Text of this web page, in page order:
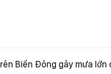
Biển Đông gây mưa lớn